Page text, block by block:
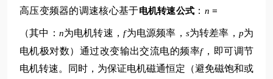
高压变频器的调速核心基于电机转速公式 ： n =
（其中： n为电机转速， f为电源频率， s为转差率， p为
电机极对数） 通过改变输出交流电的频率f，即可调节
电机转速。同时，为保证电机磁通恒定（避免磁饱和或